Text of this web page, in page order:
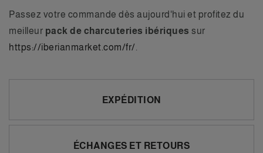
Passez votre commande dès aujourd'hui et profitez du
meilleur pack de charcuteries ibériques sur
https://iberianmarket.com/fr/
EXPÉDITION
ÉCHANGES ET RETOURS